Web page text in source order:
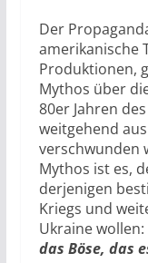
Der
amerikanische
Produktionen,
Mythos über
80er Jahren
weitgehend
verschwunden
Mythos ist es,
derjenigen
Kriegs und
Ukraine wollen:
das Böse, das